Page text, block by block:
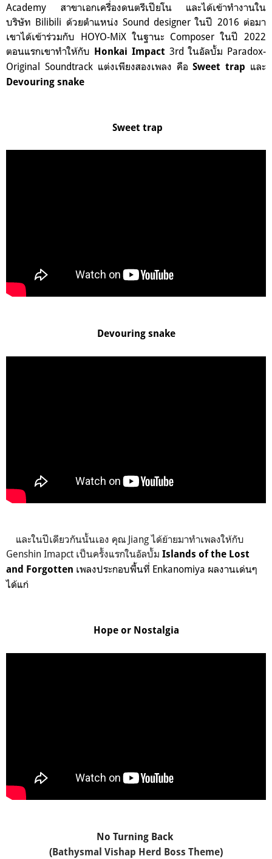
Academy สาขาเอกเครื่องดนตรีเปียโน และได้เข้าทำงานใน
บริษัท Bilibili ด้วยตำแหน่ง Sound designer ในปี 2016 ต่อมา
เขาได้เข้าร่วมกับ HOYO-MiX ในฐานะ Composer ในปี 2022
ตอนแรกเขาทำให้กับ Honkai Impact 3rd ในอัลบั้ม Paradox-
Original Soundtrack แต่งเพียงสองเพลง คือSweet trap และ
Devouring snake
Sweet trap
Devouring snake
และในปีเดียวกันนั้นเอง คุณ Jiang ได้ย้ายมาทำเพลงให้กับ
Genshin Imapct เป็นครั้งแรกในอัลบั้ม Islands of the Lost
and Forgotten เพลงประกอบพื้นที่ Enkanomiya ผลงานเด่นๆ
ได้แก่
Hope or Nostalgia
No Turning Back
(Bathysmal Vishap Herd Boss Theme)